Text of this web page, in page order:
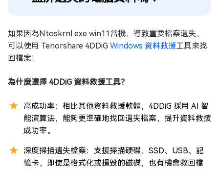
如果因為Ntoskrnl exe win11當機，導致重要檔案遺失，
可以使用 Tenorshare 4DDiG Windows 資料救援工具來找
回檔案！
為什麼選擇 4DDiG 資料救援工具？
高成功率：相比其他資料救援軟體，4DDiG 採用 AI 智
能演算法，能夠更準確地找回遺失檔案，提升資料救援
成功率。
深度掃描遺失檔案：支援掃描硬碟、SSD、USB、記
憶卡，即使是格式化或損毀的磁碟，也有機會救回檔